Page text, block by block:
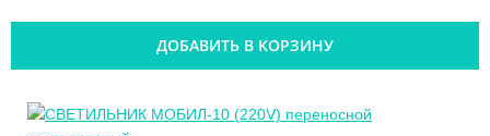
ДОБАВИТЬ В КОРЗИНУ